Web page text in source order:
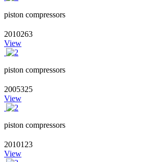
piston compressors
2010263
View
piston compressors
2005325
View
piston compressors
2010123
View